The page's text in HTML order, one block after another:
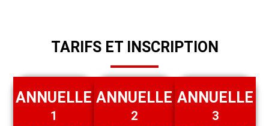
TARIFS ET INSCRIPTION
ANNUELLE
1
ANNUELLE
2
ANNUELLE
3